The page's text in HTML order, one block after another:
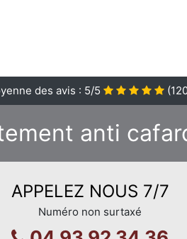
des avis : 5/5 (
anti
APPELEZ NOUS 7/7
Numéro non surtaxé